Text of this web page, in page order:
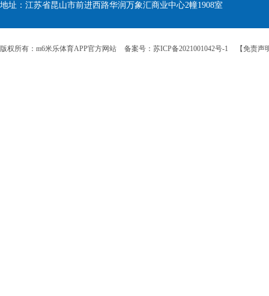
地址：江苏省昆山市前进西路华润万象汇商业中心2幢1908室
版权所有：m6米乐体育APP官方网站 备案号：苏ICP备2021001042号-1 【免责声